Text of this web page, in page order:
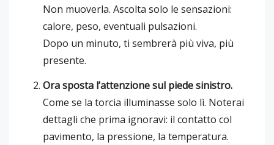
Non muoverla. Ascolta solo le sensazioni:
calore, peso, eventuali pulsazioni.
Dopo un minuto, ti sembrerà più viva, più
presente.
Ora sposta l’attenzione sul piede sinistro.
Come se la torcia illuminasse solo lì. Noterai
dettagli che prima ignoravi: il contatto col
pavimento, la pressione, la temperatura.